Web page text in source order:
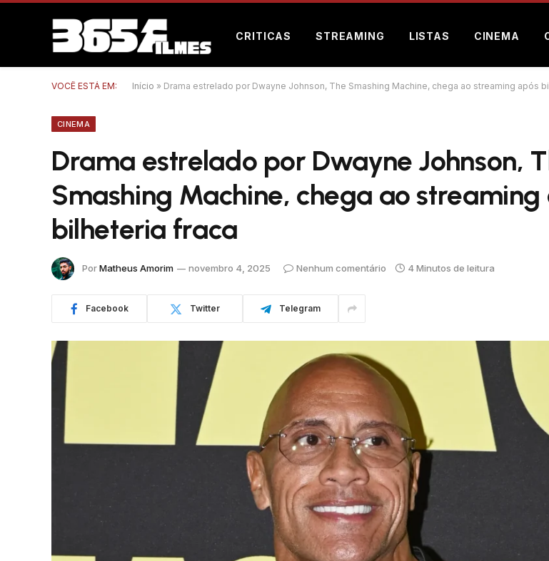
CRITICAS STREAMING LISTAS CINEMA
VOCÊ ESTÁ EM: Início » Drama estrelado por Dwayne Johnson, The Smashing Machine, chega ao streaming após
CINEMA
Drama estrelado por Dwayne Johnson,
Smashing Machine, chega ao streaming
bilheteria fraca
PorMatheus Amorim novembro 4, 2025 Nenhum comentário 4 Minutos de leitura
Facebook Twitter Telegram